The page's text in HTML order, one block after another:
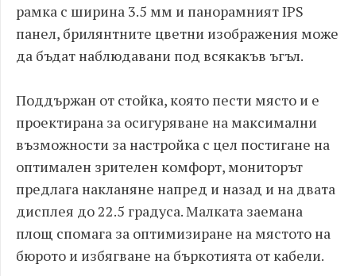
рамка с ширина 3.5 мм и панорамният IPS
панел, брилянтните цветни изображения може
да бъдат наблюдавани под всякакъв ъгъл.
Поддържан от стойка, която пести място и е
проектирана за осигуряване на максимални
възможности за настройка с цел постигане на
оптимален зрителен комфорт, мониторът
предлага накланяне напред и назад и на двата
дисплея до 22.5 градуса. Малката заемана
площ спомага за оптимизиране на мястото на
бюрото и избягване на бъркотията от кабели.